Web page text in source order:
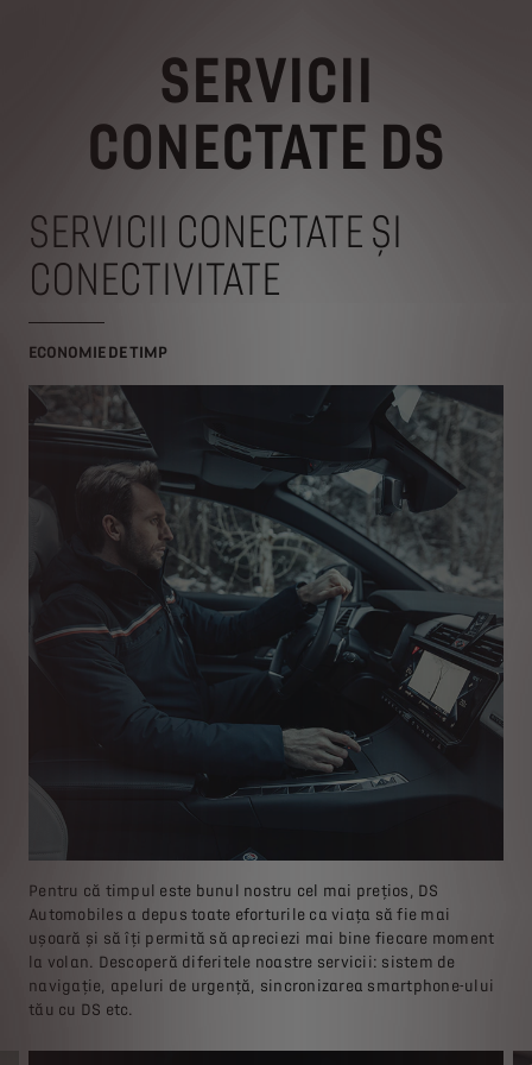
SERVICII
CONECTATE DS
SERVICII CONECTATE ŞI
CONECTIVITATE
ECONOMIE DE TIMP
Pentru că timpul este bunul nostru cel mai prețios, DS
Automobiles a depus toate eforturile ca viața să fie mai
ușoară și să îți permită să apreciezi mai bine fiecare moment
la volan. Descoperă diferitele noastre servicii: sistem de
navigație, apeluri de urgență, sincronizarea smartphone-ului
tău cu DS etc.